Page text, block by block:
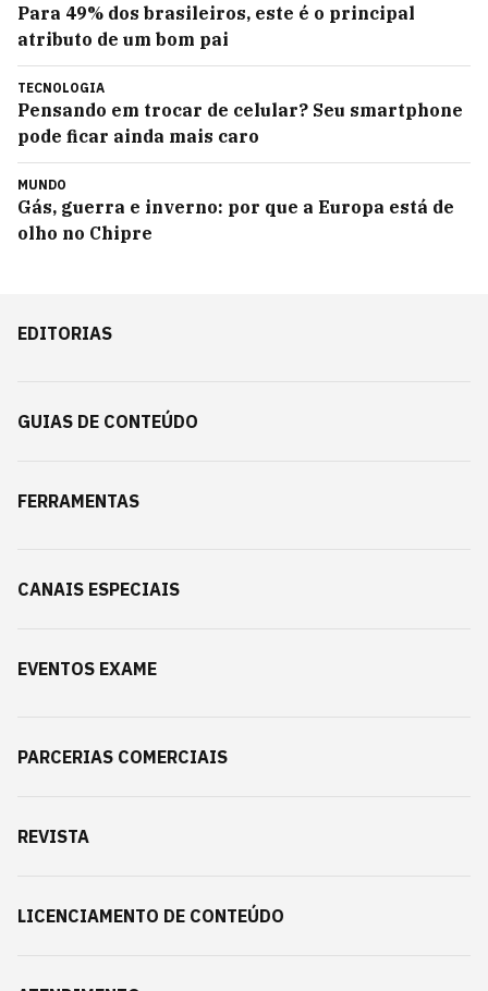
Para 49% dos brasileiros, este é o principal
atributo de um bom pai
TECNOLOGIA
Pensando em trocar de celular? Seu smartphone
pode ficar ainda mais caro
MUNDO
Gás, guerra e inverno: por que a Europa está de
olho no Chipre
EDITORIAS
GUIAS DE CONTEÚDO
FERRAMENTAS
CANAIS ESPECIAIS
EVENTOS EXAME
PARCERIAS COMERCIAIS
REVISTA
LICENCIAMENTO DE CONTEÚDO